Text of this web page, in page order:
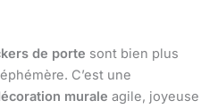
de porte sont bien plus
C’est une
murale agile, joyeuse